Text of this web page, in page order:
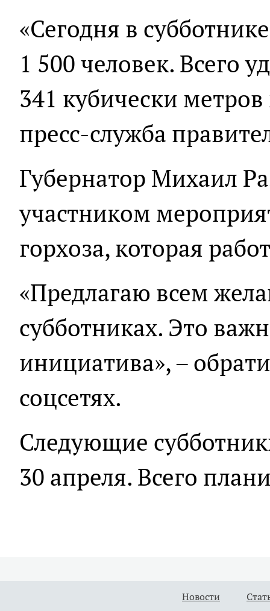
«Сегодня в
1 500 человек. Всего
341 кубически
пресс-служба
Губернатор Михаил
участником
горхоза, которая
«Предлагаю всем
субботниках. Это
инициатива», –
соцсетях.
Следующие
30 апреля. Всего
Новости